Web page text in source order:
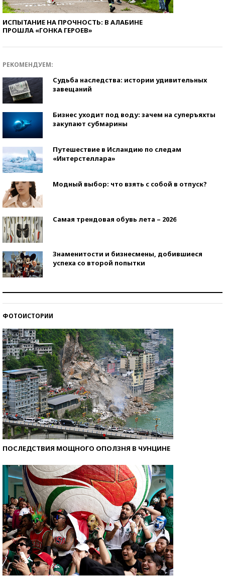
ИСПЫТАНИЕ НА ПРОЧНОСТЬ: В АЛАБИНЕ
ПРОШЛА «ГОНКА ГЕРОЕВ»
РЕКОМЕНДУЕМ:
Судьба наследства: истории удивительных
завещаний
Бизнес уходит под воду: зачем на суперъяхты
закупают субмарины
Путешествие в Исландию по следам
«Интерстеллара»
Модный выбор: что взять с собой в отпуск?
Самая трендовая обувь лета – 2026
Знаменитости и бизнесмены, добившиеся
успеха со второй попытки
ФОТОИСТОРИИ
ПОСЛЕДСТВИЯ МОЩНОГО ОПОЛЗНЯ В ЧУНЦИНЕ